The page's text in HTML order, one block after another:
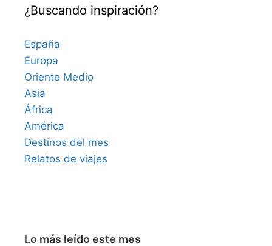
¿Buscando inspiración?
España
Europa
Oriente Medio
Asia
África
América
Destinos del mes
Relatos de viajes
Lo más leído este mes